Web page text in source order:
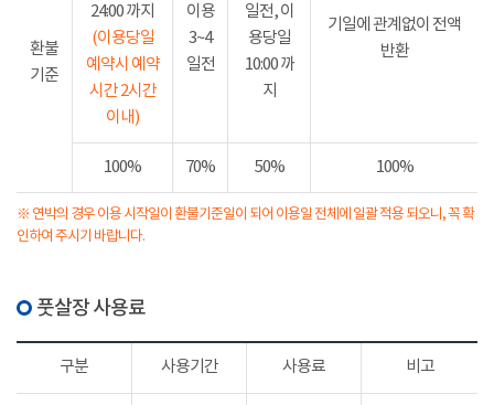
환불
기준
24:00 까지
(이용당일
예약시 예약
시간 2시간
이내)
이용
3~4
일전
일전, 이
용당일
10:00 까
지
기일에 관계없이 전액
반환
100% 70% 50% 100%
※ 연박의 경우 이용 시작일이 환불기준일이 되어 이용일 전체에 일괄 적용 되오니, 꼭 확
인하여 주시기 바랍니다.
풋살장 사용료
구분 사용기간 사용료 비고